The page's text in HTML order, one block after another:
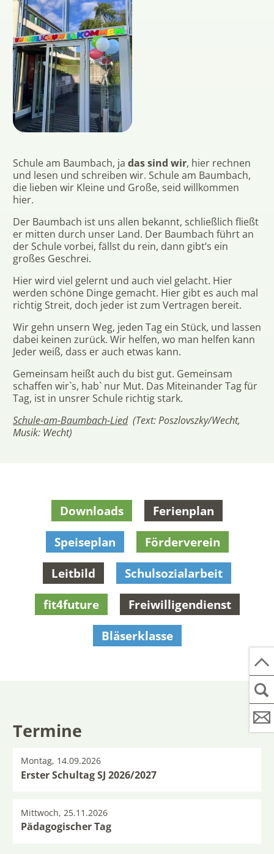
Schule am Baumbach, ja das sind wir, hier rechnen
und lesen und schreiben wir. Schule am Baumbach,
die lieben wir Kleine und Große, seid willkommen
hier.
Der Baumbach ist uns allen bekannt, schließlich fließt
er mitten durch unser Land. Der Baumbach führt an
der Schule vorbei, fällst du rein, dann gibt’s ein
großes Geschrei.
Hier wird viel gelernt und auch viel gelacht. Hier
werden schöne Dinge gemacht. Hier gibt es auch mal
richtig Streit, doch jeder ist zum Vertragen bereit.
Wir gehn unsern Weg, jeden Tag ein Stück, und lassen
dabei keinen zurück. Wir helfen, wo man helfen kann
Jeder weiß, dass er auch etwas kann.
Gemeinsam heißt auch du bist gut. Gemeinsam
schaffen wir`s, hab` nur Mut. Das Miteinander Tag für
Tag, ist in unsrer Schule richtig stark.
Schule-am-Baumbach-Lied(Text: Poszlovszky/Wecht,
Musik: Wecht)
Downloads Ferienplan
Speiseplan Förderverein
Leitbild Schulsozialarbeit
fit4future Freiwilligendienst
Bläserklasse
Termine
Montag, 14.09.2026
Erster Schultag SJ 2026/2027
Mittwoch, 25.11.2026
Pädagogischer Tag